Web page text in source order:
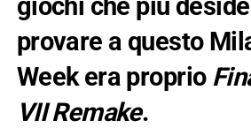
provare a questo
Week era proprio
VII Remake.